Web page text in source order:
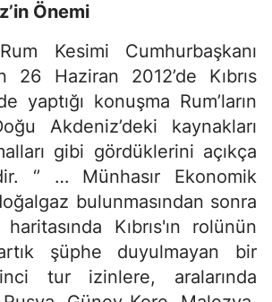
Önemi
Kesimi Cumhurbaşkanı
26 Haziran 2012’de Kıbrıs
yaptığı konuşma Rum’ların
Akdeniz’deki kaynakları
gibi gördüklerini açıkça
‘’ … Münhasır Ekonomik
bulunmasından sonra
Kıbrıs'ın rolünün
şüphe duyulmayan bir
tur izinlere, aralarında